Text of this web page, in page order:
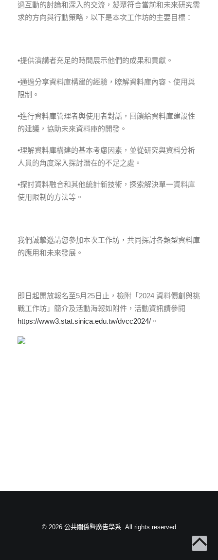
過互動的討論和深入的交流，凝聚符合當前和未來研究需
求的方向與行動策略，以下是本次工作坊的主要目標：
•提供演講者充足的時間展示他們的成果和貢獻。
•通過分享資料庫構建的經驗，瞭解資料庫內容、使用與
限制。
•進行資料庫管理者與使用者對話，回饋給資料庫建設性
的建議，協助未來資料庫的開發。
•理解資料庫構建的基本考慮因素，並從研究與資料分析
人員的角度深入探討潛在的不足之處。
•探討資料融合和其他統計新技術，探索解決單一資料庫
使用限制的方法等。
我們誠摯邀請您參加本次工作坊，共同探討各類型資料庫
的應用和未來發展。
即日起開放報名至5月 25日止，檢附「 2024 資料價創與挑
戰工作坊」簡介及活動海報如附件，活動資訊請參閱
https://www3.stat.sinica.edu.tw/dvcc2024/ 。
© 2026 公共關係暨廣告學系. All rights reserved